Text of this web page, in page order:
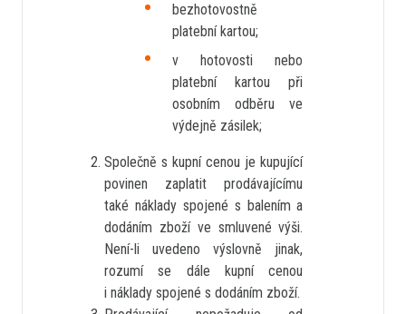
bezhotovostně
platební kartou;
v hotovosti nebo
platební kartou při
osobním odběru ve
výdejně zásilek;
Společně s kupní cenou je kupující
povinen zaplatit prodávajícímu
také náklady spojené s balením a
dodáním zboží ve smluvené výši.
Není-li uvedeno výslovně jinak,
rozumí se dále kupní cenou
i náklady spojené s dodáním zboží.